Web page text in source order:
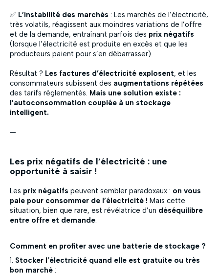
✅ L’instabilité des marchés : Les marchés de l’électricité,
très volatils, réagissent aux moindres variations de l’offre
et de la demande, entraînant parfois des prix négatifs
(lorsque l’électricité est produite en excès et que les
producteurs paient pour s’en débarrasser).
Résultat ? Les factures d’électricité explosent, et les
consommateurs subissent des augmentations répétées
des tarifs réglementés. Mais une solution existe :
l’autoconsommation couplée à un stockage
intelligent.
—
Les prix négatifs de l’électricité : une
opportunité à saisir !
Les prix négatifs peuvent sembler paradoxaux : on vous
paie pour consommer de l’électricité ! Mais cette
situation, bien que rare, est révélatrice d’un déséquilibre
entre offre et demande.
Comment en profiter avec une batterie de stockage ?
1. Stocker l’électricité quand elle est gratuite ou très
bon marché :